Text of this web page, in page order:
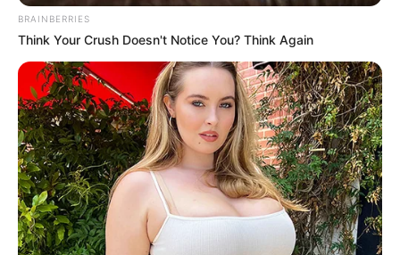
BRAINBERRIES
Think Your Crush Doesn't Notice You? Think Again